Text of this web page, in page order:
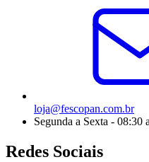
loja@fescopan.com.br
Segunda a Sexta - 08:30
Redes Sociais